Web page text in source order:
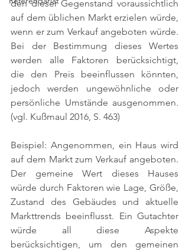
den dieser Gegenstand voraussichtlich
auf dem üblichen Markt erzielen würde,
wenn er zum Verkauf angeboten würde.
Bei der Bestimmung dieses Wertes
werden alle Faktoren berücksichtigt,
die den Preis beeinflussen könnten,
jedoch werden ungewöhnliche oder
persönliche Umstände ausgenommen.
(vgl. Kußmaul 2016, S. 463)
Beispiel: Angenommen, ein Haus wird
auf dem Markt zum Verkauf angeboten.
Der gemeine Wert dieses Hauses
würde durch Faktoren wie Lage, Größe,
Zustand des Gebäudes und aktuelle
Markttrends beeinflusst. Ein Gutachter
würde all diese Aspekte
berücksichtigen, um den gemeinen